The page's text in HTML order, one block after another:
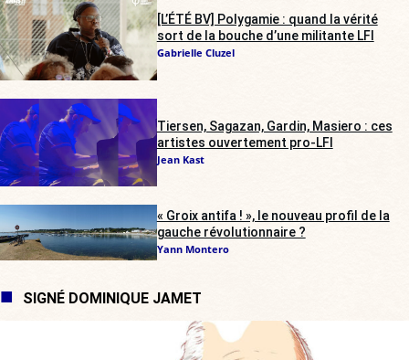
[L’ÉTÉ BV] Polygamie : quand la vérité
sort de la bouche d’une militante LFI
Gabrielle Cluzel
Tiersen, Sagazan, Gardin, Masiero : ces
artistes ouvertement pro-LFI
Jean Kast
« Groix antifa ! », le nouveau profil de la
gauche révolutionnaire ?
Yann Montero
SIGNÉ DOMINIQUE JAMET